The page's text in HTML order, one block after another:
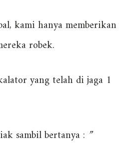
kami hanya memberikan
robek.
yang telah di jaga 1
sambil bertanya : ”